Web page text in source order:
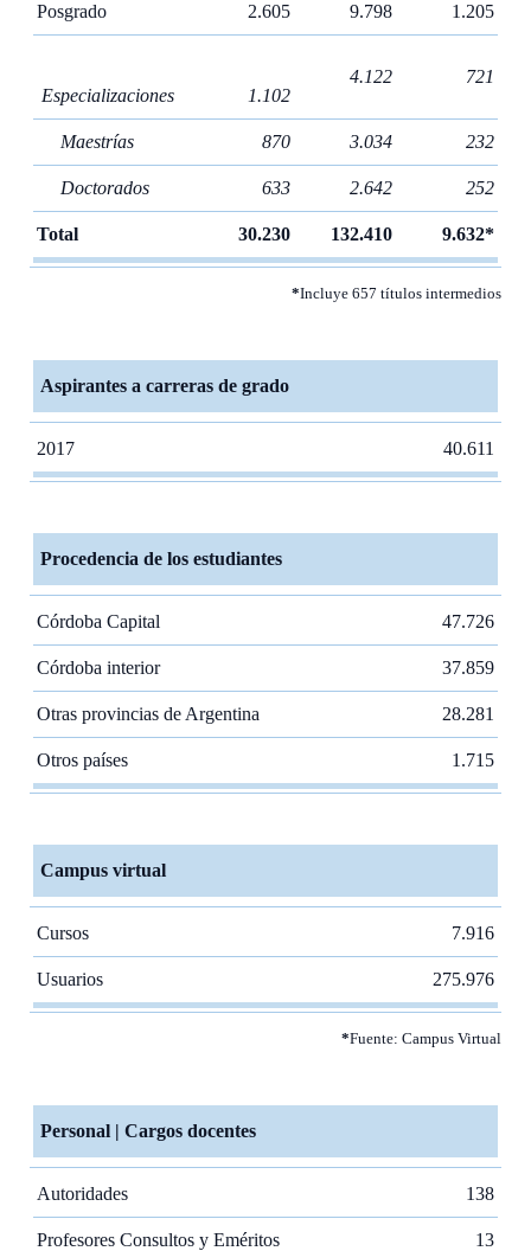
Posgrado 2.605 9.798 1.205
Especializaciones 1.102
4.122 721
Maestrías 870 3.034 232
Doctorados 633 2.642 252
Total 30.230 132.410 9.632*
*Incluye 657 títulos intermedios
Aspirantes a carreras de grado
2017 40.611
Procedencia de los estudiantes
Córdoba Capital 47.726
Córdoba interior 37.859
Otras provincias de Argentina 28.281
Otros países 1.715
Campus virtual
Cursos 7.916
Usuarios 275.976
*Fuente: Campus Virtual
Personal | Cargos docentes
Autoridades 138
Profesores Consultos y Eméritos 13